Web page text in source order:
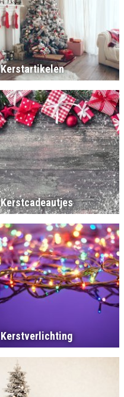
Kerstartikelen
Kerstcadeautjes
Kerstverlichting